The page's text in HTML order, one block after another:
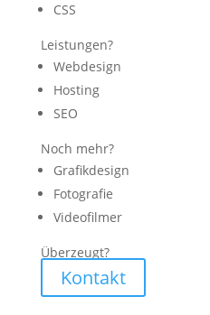
CSS
Leistungen?
Webdesign
Hosting
SEO
Noch mehr?
Grafikdesign
Fotografie
Videofilmer
Überzeugt?
Kontakt